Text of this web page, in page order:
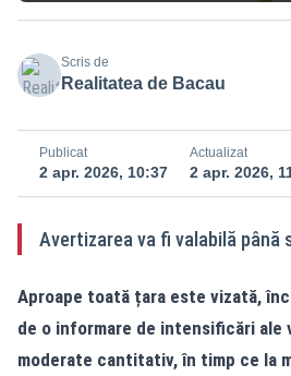
Scris de
Realitatea de Bacau
Publicat
2 apr. 2026, 10:37
Actualizat
2 apr. 2026,
Avertizarea va fi valabilă până
Aproape toată țara este vizată,
de o informare de intensificări ale
moderate cantitativ, în timp ce la